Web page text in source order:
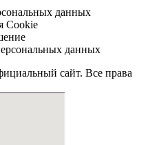
данных
Cookie
данных
сайт. Все права